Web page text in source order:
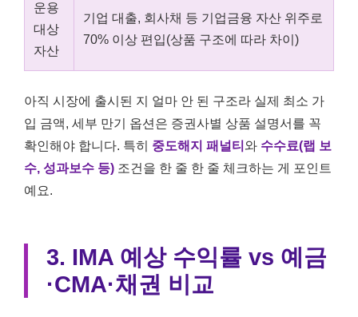
운용
대상
자산
기업 대출, 회사채 등 기업금융 자산 위주로
70% 이상 편입(상품 구조에 따라 차이)
아직 시장에 출시된 지 얼마 안 된 구조라 실제 최소 가
입 금액, 세부 만기 옵션은 증권사별 상품 설명서를 꼭
확인해야 합니다. 특히 중도해지 패널티 와 수수료(랩 보
수, 성과보수 등) 조건을 한 줄 한 줄 체크하는 게 포인트
예요.
3. IMA 예상 수익률 vs 예금
·CMA·채권 비교